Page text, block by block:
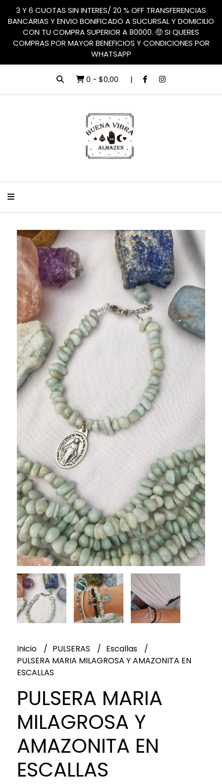
3 Y 6 CUOTAS SIN INTERES/ 20 % OFF TRANSFERENCIAS
BANCARIAS Y ENVIO BONIFICADO A SUCURSAL Y DOMICILIO
CON TU COMPRA SUPERIOR A 80000. 🤑 SI QUERES
COMPRAS POR MAYOR BENEFICIOS Y CONDICIONES POR
WHATSAPP
0 - $0,00
Inicio PULSERAS
Escallas
PULSERA MARIA MILAGROSA Y AMAZONITA EN
ESCALLAS
PULSERA MARIA
MILAGROSA Y
AMAZONITA EN
ESCALLAS